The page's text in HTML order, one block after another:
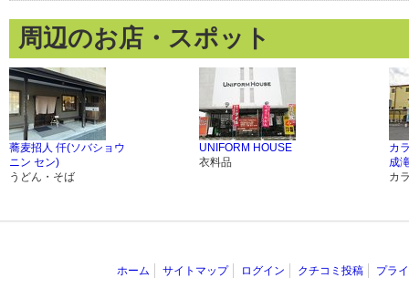
周辺のお店・スポット
蕎麦招人 仟(ソバショウ
ニン セン)
うどん・そば
UNIFORM HOUSE
衣料品
カ
成
カ
ホーム サイトマップ ログイン クチコミ投稿 プラ